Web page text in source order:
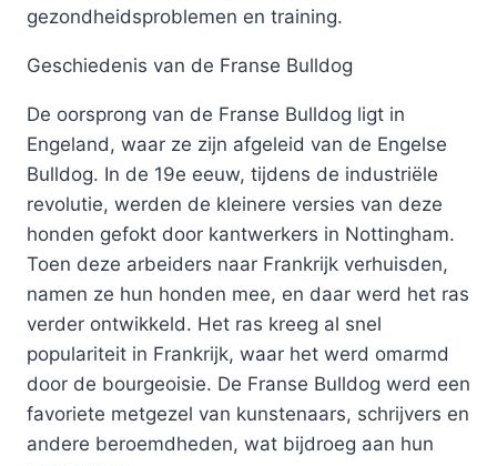
gezondheidsproblemen en training.
Geschiedenis van de Franse Bulldog
De oorsprong van de Franse Bulldog ligt in
Engeland, waar ze zijn afgeleid van de Engelse
Bulldog. In de 19e eeuw, tijdens de industriële
revolutie, werden de kleinere versies van deze
honden gefokt door kantwerkers in Nottingham.
Toen deze arbeiders naar Frankrijk verhuisden,
namen ze hun honden mee, en daar werd het ras
verder ontwikkeld. Het ras kreeg al snel
populariteit in Frankrijk, waar het werd omarmd
door de bourgeoisie. De Franse Bulldog werd een
favoriete metgezel van kunstenaars, schrijvers en
andere beroemdheden, wat bijdroeg aan hun